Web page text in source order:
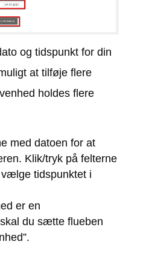
og tidspunkt for din
at tilføje flere
holdes flere
med datoen for at
Klik/tryk på felterne
tidspunktet i
er en
du sætte flueben